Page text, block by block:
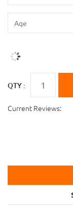
QTY :
Current Reviews: